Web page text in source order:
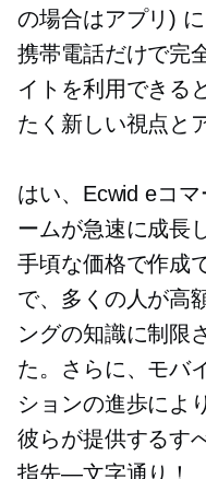
の場合はアプリ)
携帯電話だけで完
イトを利用できる
たく新しい視点と
はい、Ecwid eコ
ームが急速に成長
手頃な価格で作成
で、多くの人が高
ングの知識に制限
た。さらに、モバ
ションの進歩によ
彼らが提供するす
指先—文字通り！